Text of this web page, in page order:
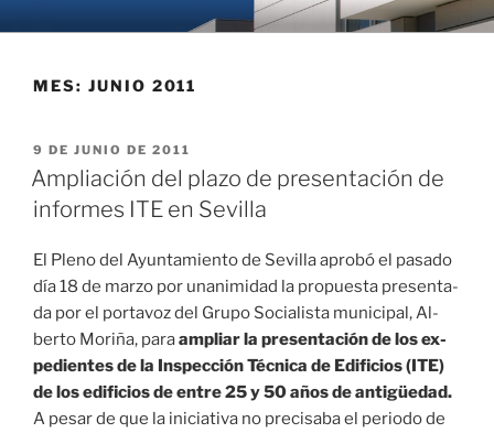
al
DR9 ARQUITECTOS · SEVILLA
A R Q U I T E C T U R A + U R B A N I S M O + D I S E Ñ O
MES: JUNIO 2011
PUBLICADO
EL
9 DE JUNIO DE 2011
Ampliación del plazo de presentación de
informes ITE en Sevilla
El Pleno del Ayun­ta­mien­to de Se­vi­lla apro­bó el pa­sa­do
día 18 de mar­zo por una­ni­mi­dad la pro­pues­ta pre­sen­ta­
da por el por­ta­voz del Gru­po So­cia­lis­ta mu­ni­ci­pal, Al­
ber­to Mo­ri­ña, pa­raam­pliar la pre­sen­ta­ción de los ex­
pe­dien­tes de la Ins­pec­ción Téc­ni­ca de Edi­fi­cios (ITE)
de los edi­fi­cios de en­tre 25 y 50 años de an­ti­güe­dad.
A pe­sar de que la ini­cia­ti­va no pre­ci­sa­ba el pe­rio­do de